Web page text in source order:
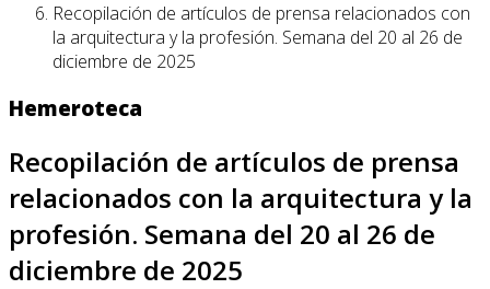
Recopilación de artículos de prensa relacionados con
la arquitectura y la profesión. Semana del 20 al 26 de
diciembre de 2025
Hemeroteca
Recopilación de artículos de prensa
relacionados con la arquitectura y la
profesión. Semana del 20 al 26 de
diciembre de 2025